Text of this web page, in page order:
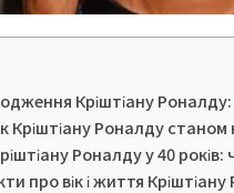
Кріштіану
Кріштіану Роналду станом
Роналду у 40 років:
про вік і життя